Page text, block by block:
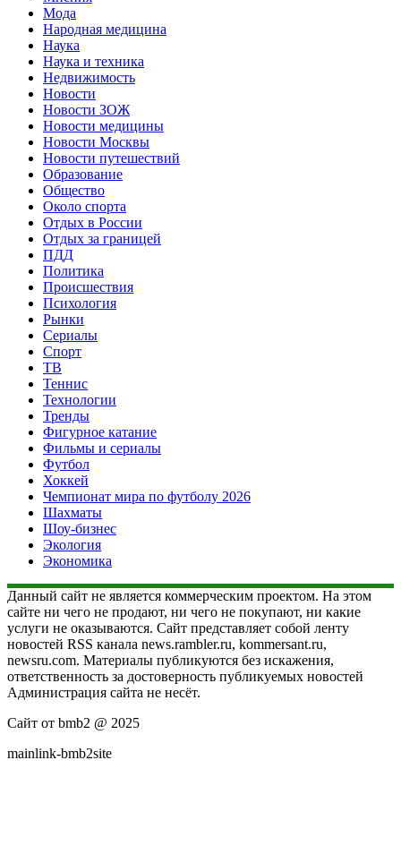
Мода
Народная медицина
Наука
Наука и техника
Недвижимость
Новости
Новости ЗОЖ
Новости медицины
Новости Москвы
Новости путешествий
Образование
Общество
Около спорта
Отдых в России
Отдых за границей
ПДД
Политика
Происшествия
Психология
Рынки
Сериалы
Спорт
ТВ
Теннис
Технологии
Тренды
Фигурное катание
Фильмы и сериалы
Футбол
Хоккей
Чемпионат мира по футболу 2026
Шахматы
Шоу-бизнес
Экология
Экономика
Данный сайт не является коммерческим проектом. На этом
сайте ни чего не продают, ни чего не покупают, ни какие
услуги не оказываются. Сайт представляет собой ленту
новостей RSS канала news.rambler.ru, kommersant.ru,
newsru.com. Материалы публикуются без искажения,
ответственность за достоверность публикуемых новостей
Администрация сайта не несёт.
Сайт от bmb2 @ 2025
mainlink-bmb2site